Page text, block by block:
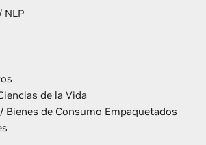
NLP
de la Vida
de Consumo Empaquetados